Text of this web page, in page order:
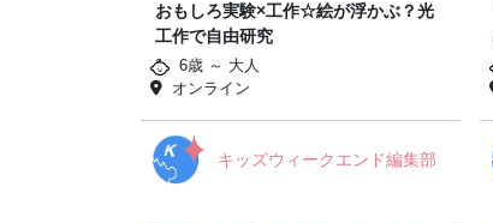
おもしろ実験×工作☆絵が浮かぶ？光
工作で自由研究
6歳 ～ 大人
オンライン
キッズウィークエンド編集部